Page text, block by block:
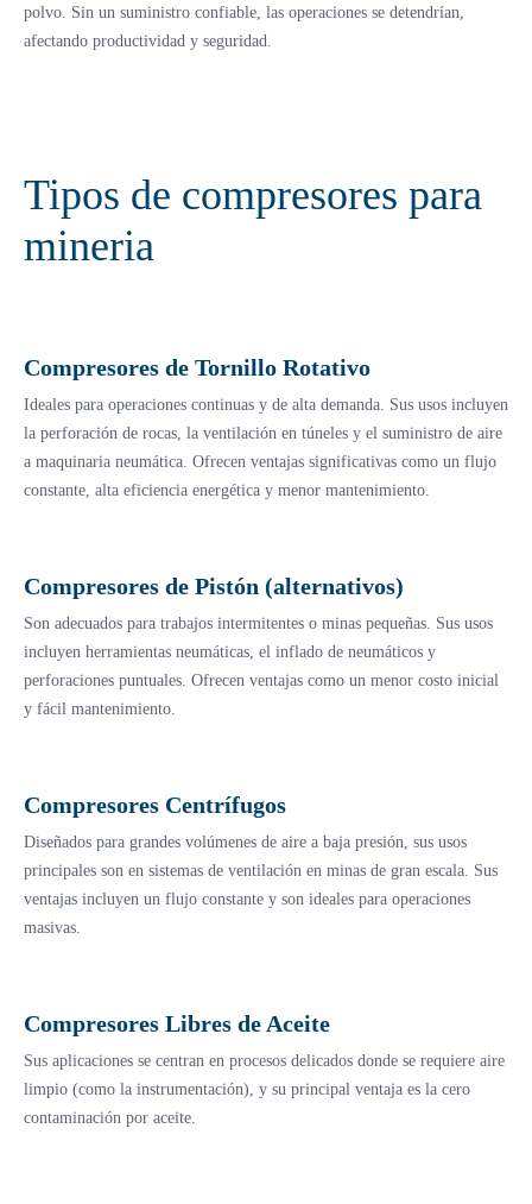
polvo. Sin un suministro confiable, las operaciones se detendrían,
afectando productividad y seguridad.
Tipos de compresores para
mineria
Compresores de Tornillo Rotativo
Ideales para operaciones continuas y de alta demanda. Sus usos incluyen
la perforación de rocas, la ventilación en túneles y el suministro de aire
a maquinaria neumática. Ofrecen ventajas significativas como un flujo
constante, alta eficiencia energética y menor mantenimiento.
Compresores de Pistón (alternativos)
Son adecuados para trabajos intermitentes o minas pequeñas. Sus usos
incluyen herramientas neumáticas, el inflado de neumáticos y
perforaciones puntuales. Ofrecen ventajas como un menor costo inicial
y fácil mantenimiento.
Compresores Centrífugos
Diseñados para grandes volúmenes de aire a baja presión, sus usos
principales son en sistemas de ventilación en minas de gran escala. Sus
ventajas incluyen un flujo constante y son ideales para operaciones
masivas.
Compresores Libres de Aceite
Sus aplicaciones se centran en procesos delicados donde se requiere aire
limpio (como la instrumentación), y su principal ventaja es la cero
contaminación por aceite.